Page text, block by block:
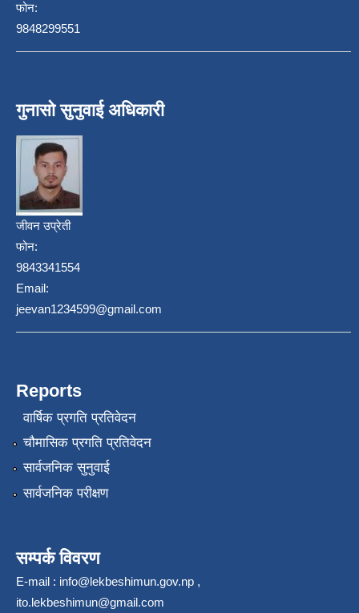
फोन:
9848299551
गुनासो सुनुवाई अधिकारी
जीवन उप्रेती
फोन:
9843341554
Email:
jeevan1234599@gmail.com
Reports
वार्षिक प्रगति प्रतिवेदन
चौमासिक प्रगति प्रतिवेदन
सार्वजनिक सुनुवाई
सार्वजनिक परीक्षण
सम्पर्क विवरण
E-mail : info@lekbeshimun.gov.np ,
ito.lekbeshimun@gmail.com